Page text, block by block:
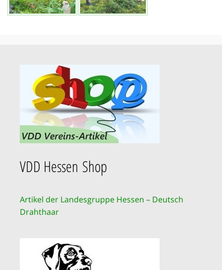
VDD Hessen Shop
Artikel der Landesgruppe Hessen – Deutsch
Drahthaar